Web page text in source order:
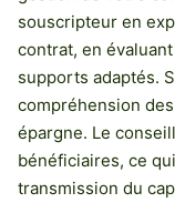
souscripteur en
contrat, en
supports adaptés.
compréhension
épargne. Le
bénéficiaires, ce
transmission du